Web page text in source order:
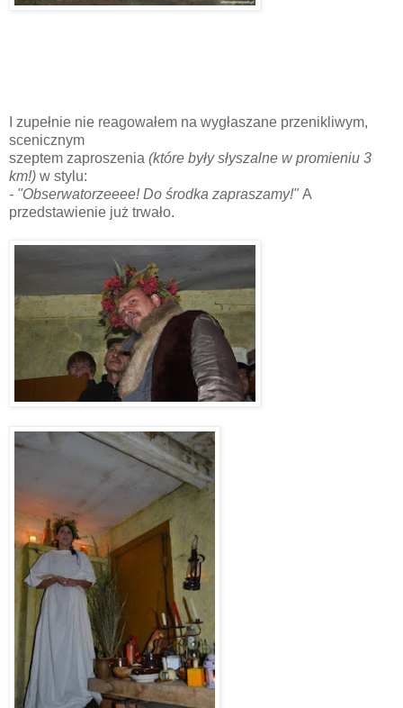
I zupełnie nie reagowałem na wygłaszane przenikliwym,
scenicznym
szeptem zaproszenia (które były słyszalne w promieniu 3
km!) w stylu:
- "Obserwatorzeeee! Do środka zapraszamy!" A
przedstawienie już trwało.